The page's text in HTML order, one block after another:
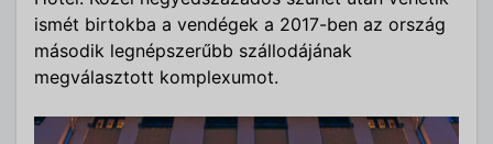
ismét birtokba a vendégek a 2017-ben az ország
második legnépszerűbb szállodájának
megválasztott komplexumot.